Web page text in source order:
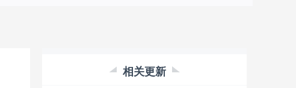
相关更新